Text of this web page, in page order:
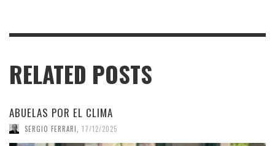
RELATED POSTS
ABUELAS POR EL CLIMA
SERGIO FERRARI 17/12/2025